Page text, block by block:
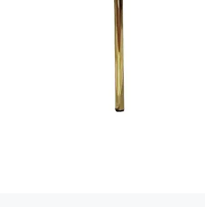
ОБОРУДОВАНИЕ